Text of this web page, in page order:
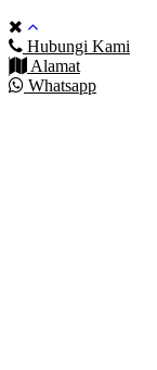
Hubungi Kami
Alamat
Whatsapp